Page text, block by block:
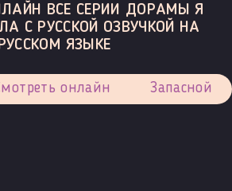
ВСЕ СЕРИИ ДОРАМЫ Я
С РУССКОЙ ОЗВУЧКОЙ НА
ЯЗЫКЕ
онлайн Запасной